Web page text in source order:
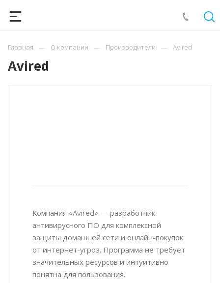
Главная О компании Производители Avired
Avired
Компания «Avired» — разработчик
антивирусного ПО для комплексной
защиты домашней сети и онлайн-покупок
от интернет-угроз. Программа не требует
значительных ресурсов и интуитивно
понятна для пользования.